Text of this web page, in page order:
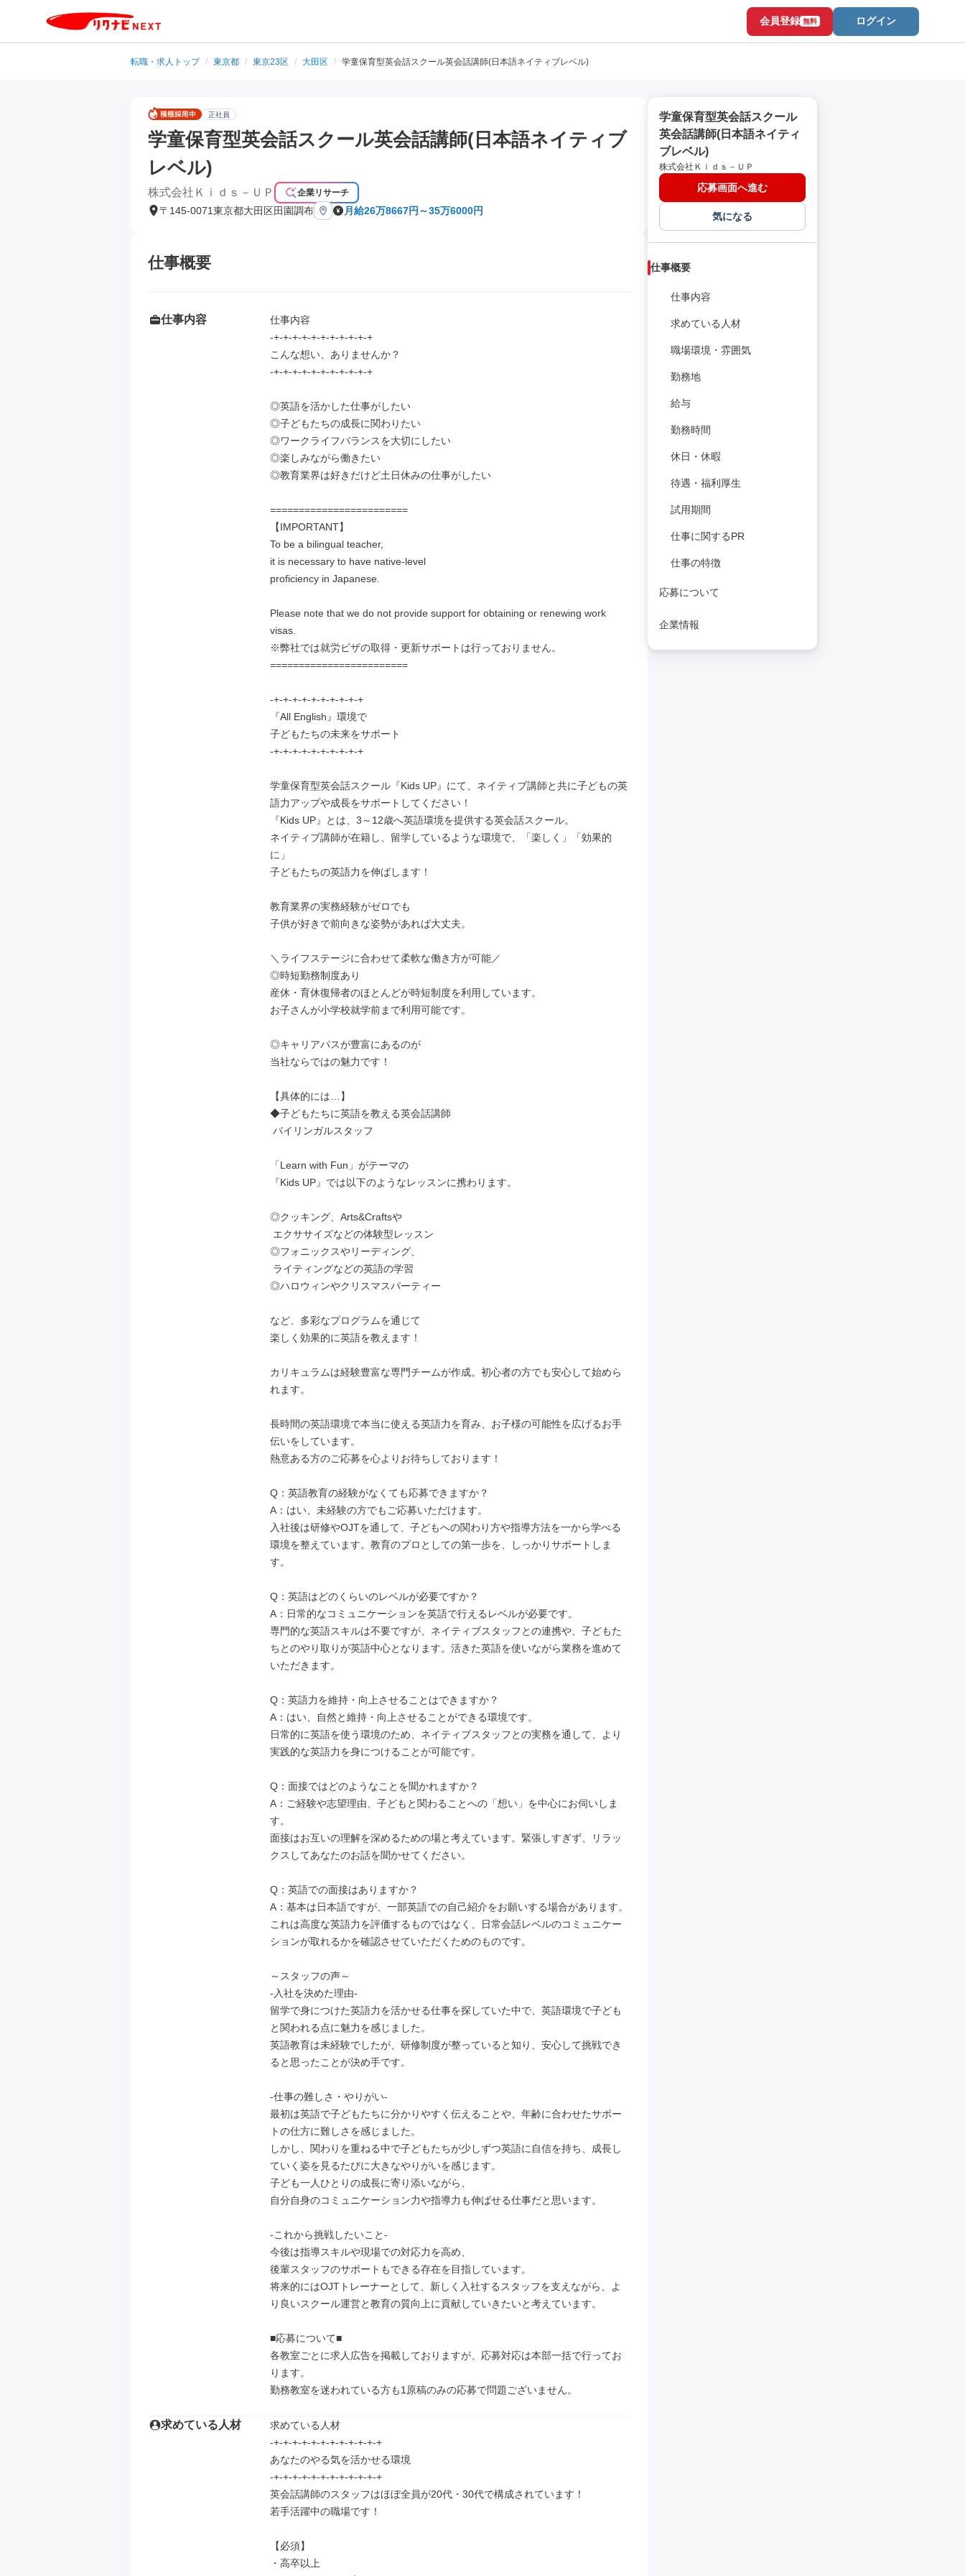
会員登録 無料 ログイン
転職・求人トップ / 東京都 / 東京23区 / 大田区 / 学童保育型英会話スクール英会話講師(日本語ネイティブレベル)
正社員
学童保育型英会話スクール英会話講師(日本語ネイティブ
レベル)
株式会社Ｋｉｄｓ－ＵＰ 企業リサーチ
〒145-0071東京都大田区田園調布 月給26万8667円～35万6000円
仕事概要
仕事内容
仕事内容
-+-+-+-+-+-+-+-+-+-+-+
こんな想い、ありませんか？
-+-+-+-+-+-+-+-+-+-+-+
◎英語を活かした仕事がしたい
◎子どもたちの成長に関わりたい
◎ワークライフバランスを大切にしたい
◎楽しみながら働きたい
◎教育業界は好きだけど土日休みの仕事がしたい
========================
【IMPORTANT】
To be a bilingual teacher,
it is necessary to have native-level
proficiency in Japanese.
Please note that we do not provide support for obtaining or renewing work
visas.
※弊社では就労ビザの取得・更新サポートは行っておりません。
========================
-+-+-+-+-+-+-+-+-+-+
『All English』環境で
子どもたちの未来をサポート
-+-+-+-+-+-+-+-+-+-+
学童保育型英会話スクール『Kids UP』にて、ネイティブ講師と共に子どもの英
語力アップや成長をサポートしてください！
『Kids UP』とは、3～12歳へ英語環境を提供する英会話スクール。
ネイティブ講師が在籍し、留学しているような環境で、「楽しく」「効果的
に」
子どもたちの英語力を伸ばします！
教育業界の実務経験がゼロでも
子供が好きで前向きな姿勢があれば大丈夫。
＼ライフステージに合わせて柔軟な働き方が可能／
◎時短勤務制度あり
産休・育休復帰者のほとんどが時短制度を利用しています。
お子さんが小学校就学前まで利用可能です。
◎キャリアパスが豊富にあるのが
当社ならではの魅力です！
【具体的には…】
◆子どもたちに英語を教える英会話講師
「Learn with Fun」がテーマの
『Kids UP』では以下のようなレッスンに携わります。
◎クッキング、Arts&Craftsや
◎フォニックスやリーディング、
◎ハロウィンやクリスマスパーティー
など、多彩なプログラムを通じて
楽しく効果的に英語を教えます！
カリキュラムは経験豊富な専門チームが作成。初心者の方でも安心して始めら
れます。
長時間の英語環境で本当に使える英語力を育み、お子様の可能性を広げるお手
伝いをしています。
熱意ある方のご応募を心よりお待ちしております！
Q：英語教育の経験がなくても応募できますか？
A：はい、未経験の方でもご応募いただけます。
入社後は研修やOJTを通して、子どもへの関わり方や指導方法を一から学べる
環境を整えています。教育のプロとしての第一歩を、しっかりサポートしま
す。
Q：英語はどのくらいのレベルが必要ですか？
A：日常的なコミュニケーションを英語で行えるレベルが必要です。
専門的な英語スキルは不要ですが、ネイティブスタッフとの連携や、子どもた
ちとのやり取りが英語中心となります。活きた英語を使いながら業務を進めて
いただきます。
Q：英語力を維持・向上させることはできますか？
A：はい、自然と維持・向上させることができる環境です。
日常的に英語を使う環境のため、ネイティブスタッフとの実務を通して、より
実践的な英語力を身につけることが可能です。
Q：面接ではどのようなことを聞かれますか？
A：ご経験や志望理由、子どもと関わることへの「想い」を中心にお伺いしま
す。
面接はお互いの理解を深めるための場と考えています。緊張しすぎず、リラッ
クスしてあなたのお話を聞かせてください。
Q：英語での面接はありますか？
A：基本は日本語ですが、一部英語での自己紹介をお願いする場合があります。
これは高度な英語力を評価するものではなく、日常会話レベルのコミュニケー
ションが取れるかを確認させていただくためのものです。
～スタッフの声～
-入社を決めた理由-
留学で身につけた英語力を活かせる仕事を探していた中で、英語環境で子ども
と関われる点に魅力を感じました。
英語教育は未経験でしたが、研修制度が整っていると知り、安心して挑戦でき
ると思ったことが決め手です。
-仕事の難しさ・やりがい-
最初は英語で子どもたちに分かりやすく伝えることや、年齢に合わせたサポー
トの仕方に難しさを感じました。
しかし、関わりを重ねる中で子どもたちが少しずつ英語に自信を持ち、成長し
ていく姿を見るたびに大きなやりがいを感じます。
子ども一人ひとりの成長に寄り添いながら、
自分自身のコミュニケーション力や指導力も伸ばせる仕事だと思います。
-これから挑戦したいこと-
今後は指導スキルや現場での対応力を高め、
後輩スタッフのサポートもできる存在を目指しています。
将来的にはOJTトレーナーとして、新しく入社するスタッフを支えながら、よ
り良いスクール運営と教育の質向上に貢献していきたいと考えています。
■応募について■
各教室ごとに求人広告を掲載しておりますが、応募対応は本部一括で行ってお
ります。
勤務教室を迷われている方も1原稿のみの応募で問題ございません。
求めている人材
求めている人材
-+-+-+-+-+-+-+-+-+-+-+-+
あなたのやる気を活かせる環境
-+-+-+-+-+-+-+-+-+-+-+-+
英会話講師のスタッフはほぼ全員が20代・30代で構成されています！
若手活躍中の職場です！
【必須】
・高卒以上
学童保育型英会話スクール
英会話講師(日本語ネイティ
ブレベル)
株式会社Ｋｉｄｓ－ＵＰ
応募画面へ進む
気になる
仕事概要
仕事内容
求めている人材
職場環境・雰囲気
勤務地
給与
勤務時間
休日・休暇
待遇・福利厚生
試用期間
仕事に関するPR
仕事の特徴
応募について
企業情報